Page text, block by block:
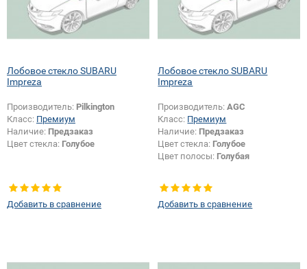
Лобовое стекло SUBARU
Impreza
Производитель: Pilkington
Класс: Премиум
Наличие: Предзаказ
Цвет стекла: Голубое
Добавить в сравнение
Лобовое стекло SUBARU
Impreza
Производитель:AGC
Класс: Премиум
Наличие: Предзаказ
Цвет стекла: Голубое
Цвет полосы: Голубая
Добавить в сравнение